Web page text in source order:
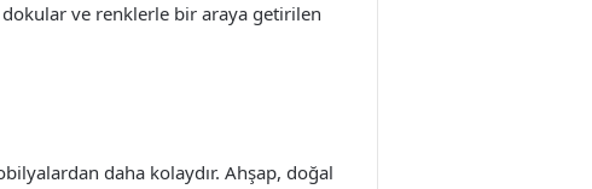
dokular ve renklerle bir araya getirilen
daha kolaydır. Ahşap, doğal